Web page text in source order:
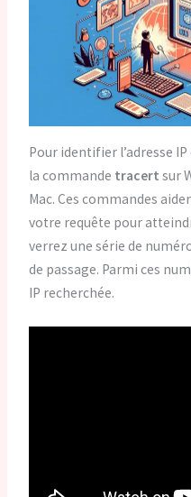
Pour identifier l’adresse
la commande tracert sur
Mac. Ces commandes
votre requête pour
verrez une série de
de passage. Parmi ces
IP recherchée.